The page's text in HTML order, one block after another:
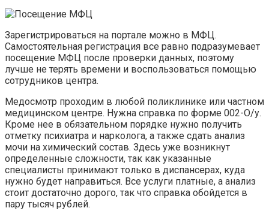
Зарегистрироваться на портале можно в МФЦ.
Самостоятельная регистрация все равно подразумевает
посещение МФЦ после проверки данных, поэтому
лучше не терять времени и воспользоваться помощью
сотрудников центра.
Медосмотр проходим в любой поликлинике или частном
медицинском центре. Нужна справка по форме 002-О/у.
Кроме нее в обязательном порядке нужно получить
отметку психиатра и нарколога, а также сдать анализ
мочи на химический состав. Здесь уже возникнут
определенные сложности, так как указанные
специалисты принимают только в диспансерах, куда
нужно будет направиться. Все услуги платные, а анализ
стоит достаточно дорого, так что справка обойдется в
пару тысяч рублей.